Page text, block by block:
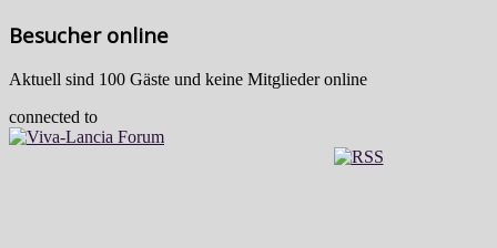
Besucher online
Aktuell sind 100 Gäste und keine Mitglieder online
connected to